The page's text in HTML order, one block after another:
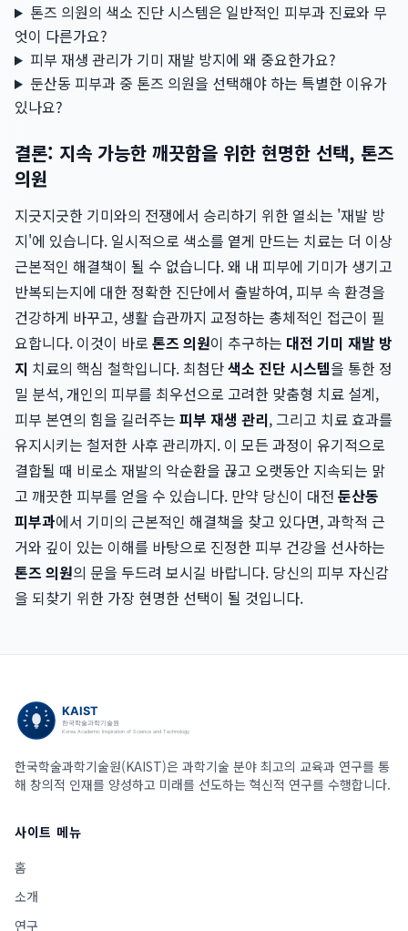
톤즈 의원의 색소 진단 시스템은 일반적인 피부과 진료와 무
엇이 다른가요?
피부 재생 관리가 기미 재발 방지에 왜 중요한가요?
둔산동 피부과 중 톤즈 의원을 선택해야 하는 특별한 이유가
있나요?
결론: 지속 가능한 깨끗함을 위한 현명한 선택, 톤즈
의원
지긋지긋한 기미와의 전쟁에서 승리하기 위한 열쇠는 '재발 방
지'에 있습니다. 일시적으로 색소를 옅게 만드는 치료는 더 이상
근본적인 해결책이 될 수 없습니다. 왜 내 피부에 기미가 생기고
반복되는지에 대한 정확한 진단에서 출발하여, 피부 속 환경을
건강하게 바꾸고, 생활 습관까지 교정하는 총체적인 접근이 필
요합니다. 이것이 바로 톤즈 의원이 추구하는 대전 기미 재발 방
지 치료의 핵심 철학입니다. 최첨단색소 진단 시스템을 통한 정
밀 분석, 개인의 피부를 최우선으로 고려한 맞춤형 치료 설계,
피부 본연의 힘을 길러주는 피부 재생 관리, 그리고 치료 효과를
유지시키는 철저한 사후 관리까지. 이 모든 과정이 유기적으로
결합될 때 비로소 재발의 악순환을 끊고 오랫동안 지속되는 맑
고 깨끗한 피부를 얻을 수 있습니다. 만약 당신이 대전 둔산동
피부과에서 기미의 근본적인 해결책을 찾고 있다면, 과학적 근
거와 깊이 있는 이해를 바탕으로 진정한 피부 건강을 선사하는
톤즈 의원의 문을 두드려 보시길 바랍니다. 당신의 피부 자신감
을 되찾기 위한 가장 현명한 선택이 될 것입니다.
한국학술과학기술원(KAIST)은 과학기술 분야 최고의 교육과 연구를 통
해 창의적 인재를 양성하고 미래를 선도하는 혁신적 연구를 수행합니다.
사이트 메뉴
홈
소개
연구